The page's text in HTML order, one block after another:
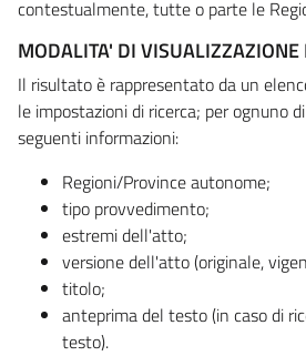
contestualmente, tutte o parte le
MODALITA' DI VISUALIZZAZIONE
Il risultato è rappresentato da un
le impostazioni di ricerca; per ognuno
seguenti informazioni:
Regioni/Province autonome;
tipo provvedimento;
estremi dell'atto;
versione dell'atto (originale,
titolo;
anteprima del testo (in caso di
testo).